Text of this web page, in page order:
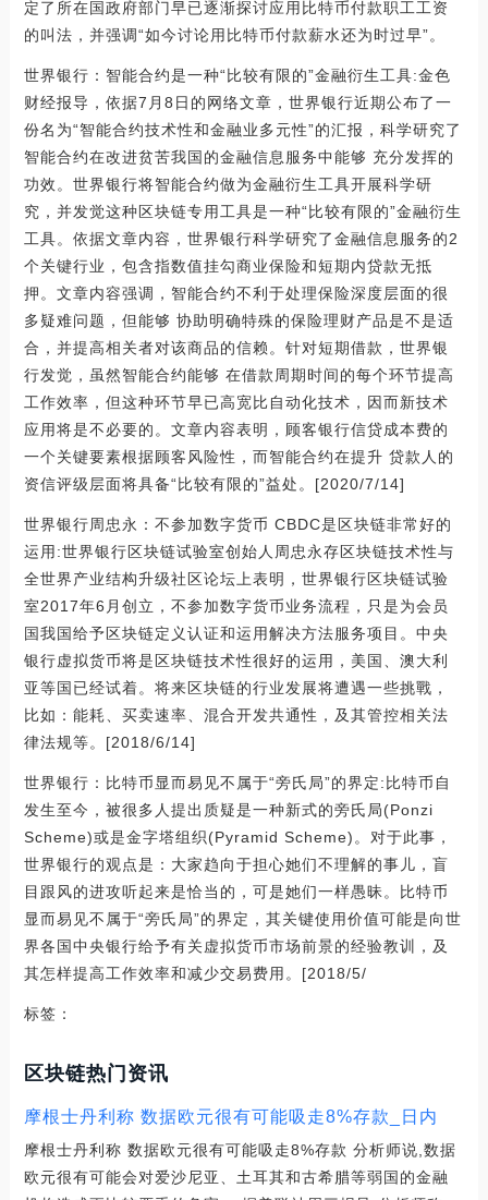
定了所在国政府部门早已逐渐探讨应用比特币付款职工工资
的叫法，并强调“如今讨论用比特币付款薪水还为时过早”。
世界银行：智能合约是一种“比较有限的”金融衍生工具:金色
财经报导，依据7月8日的网络文章，世界银行近期公布了一
份名为“智能合约技术性和金融业多元性”的汇报，科学研究了
智能合约在改进贫苦我国的金融信息服务中能够 充分发挥的
功效。世界银行将智能合约做为金融衍生工具开展科学研
究，并发觉这种区块链专用工具是一种“比较有限的”金融衍生
工具。依据文章内容，世界银行科学研究了金融信息服务的2
个关键行业，包含指数值挂勾商业保险和短期内贷款无抵
押。文章内容强调，智能合约不利于处理保险深度层面的很
多疑难问题，但能够 协助明确特殊的保险理财产品是不是适
合，并提高相关者对该商品的信赖。针对短期借款，世界银
行发觉，虽然智能合约能够 在借款周期时间的每个环节提高
工作效率，但这种环节早已高宽比自动化技术，因而新技术
应用将是不必要的。文章内容表明，顾客银行信贷成本费的
一个关键要素根据顾客风险性，而智能合约在提升 贷款人的
资信评级层面将具备“比较有限的”益处。[2020/7/14]
世界银行周忠永：不参加数字货币 CBDC是区块链非常好的
运用:世界银行区块链试验室创始人周忠永存区块链技术性与
全世界产业结构升级社区论坛上表明，世界银行区块链试验
室2017年6月创立，不参加数字货币业务流程，只是为会员
国我国给予区块链定义认证和运用解决方法服务项目。中央
银行虚拟货币将是区块链技术性很好的运用，美国、澳大利
亚等国已经试着。将来区块链的行业发展将遭遇一些挑戰，
比如：能耗、买卖速率、混合开发共通性，及其管控相关法
律法规等。[2018/6/14]
世界银行：比特币显而易见不属于“旁氏局”的界定:比特币自
发生至今，被很多人提出质疑是一种新式的旁氏局(Ponzi
Scheme)或是金字塔组织(Pyramid Scheme)。对于此事，
世界银行的观点是：大家趋向于担心她们不理解的事儿，盲
目跟风的进攻听起来是恰当的，可是她们一样愚昧。比特币
显而易见不属于“旁氏局”的界定，其关键使用价值可能是向世
界各国中央银行给予有关虚拟货币市场前景的经验教训，及
其怎样提高工作效率和减少交易费用。[2018/5/
标签：
区块链热门资讯
摩根士丹利称 数据欧元很有可能吸走8%存款_日内
摩根士丹利称 数据欧元很有可能吸走8%存款 分析师说,数据
欧元很有可能会对爱沙尼亚、土耳其和古希腊等弱国的金融